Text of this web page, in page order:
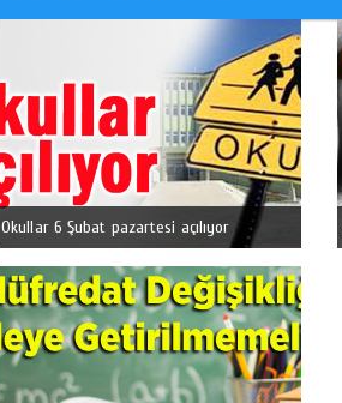
Okullar 6 Şubat pazartesi açılıyor